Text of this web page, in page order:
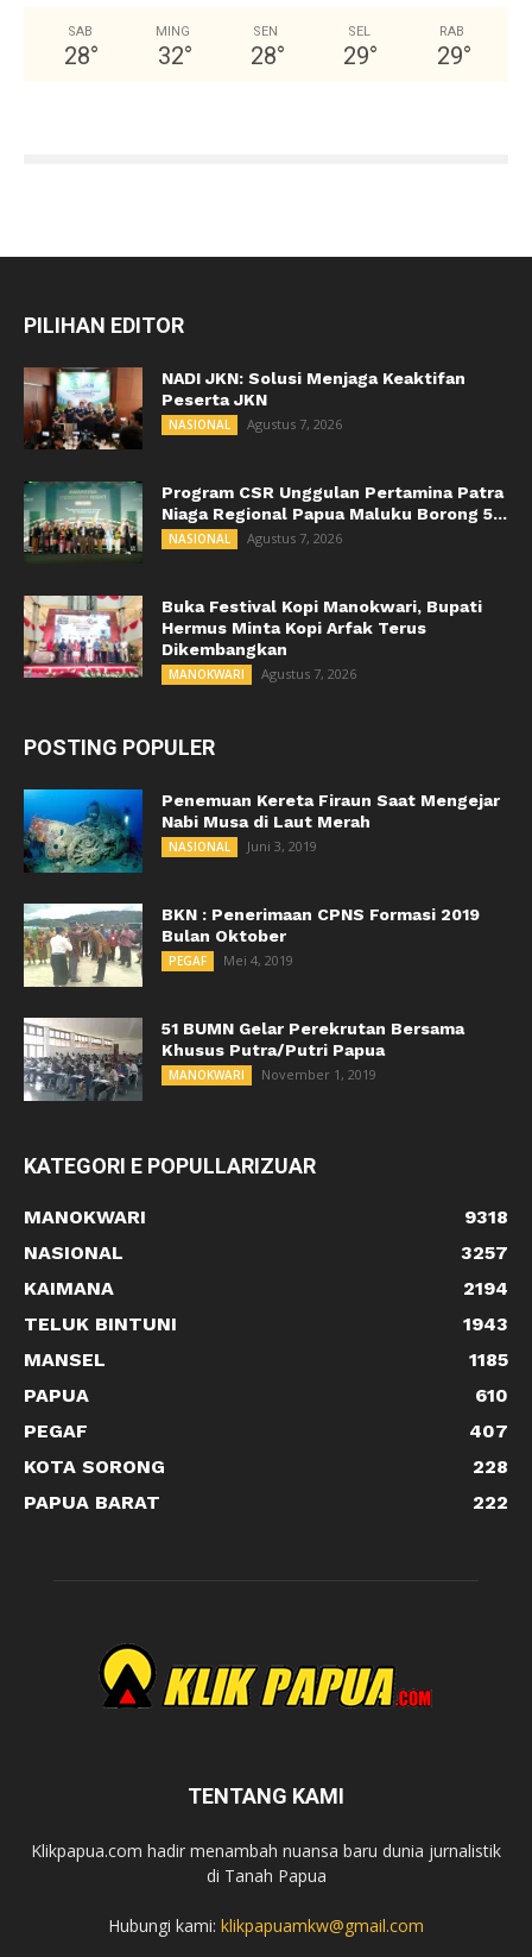
SAB
28°
MING
32°
SEN
28°
SEL
29°
RAB
29°
PILIHAN EDITOR
NADI JKN: Solusi Menjaga Keaktifan
Peserta JKN
NASIONAL Agustus 7, 2026
Program CSR Unggulan Pertamina Patra
Niaga Regional Papua Maluku Borong 5...
NASIONAL Agustus 7, 2026
Buka Festival Kopi Manokwari, Bupati
Hermus Minta Kopi Arfak Terus
Dikembangkan
MANOKWARI Agustus 7, 2026
POSTING POPULER
Penemuan Kereta Firaun Saat Mengejar
Nabi Musa di Laut Merah
NASIONAL Juni 3, 2019
BKN : Penerimaan CPNS Formasi 2019
Bulan Oktober
PEGAF Mei 4, 2019
51 BUMN Gelar Perekrutan Bersama
Khusus Putra/Putri Papua
MANOKWARI November 1, 2019
KATEGORI E POPULLARIZUAR
MANOKWARI
9318
NASIONAL
3257
KAIMANA
2194
TELUK BINTUNI
1943
MANSEL
1185
PAPUA
610
PEGAF
407
KOTA SORONG
228
PAPUA BARAT
222
TENTANG KAMI
Klikpapua.com hadir menambah nuansa baru dunia jurnalistik
di Tanah Papua
Hubungi kami: klikpapuamkw@gmail.com